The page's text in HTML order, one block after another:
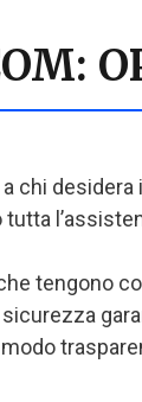
chi
tengono